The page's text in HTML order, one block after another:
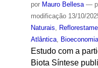
por Mauro Bellesa —
modificação13/10/
Naturais,
Atlântica, Bioeconomia
Estudo com a
Biota Síntese